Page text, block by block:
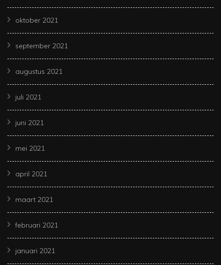
oktober 2021
september 2021
augustus 2021
juli 2021
juni 2021
mei 2021
april 2021
maart 2021
februari 2021
januari 2021